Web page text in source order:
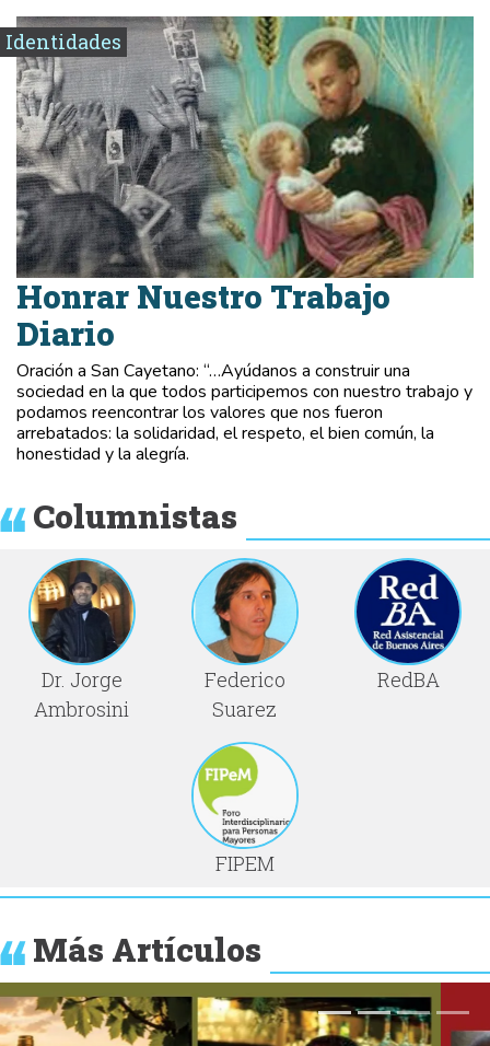
Identidades
Honrar Nuestro Trabajo
Diario
Oración a San Cayetano: “…Ayúdanos a construir una
sociedad en la que todos participemos con nuestro trabajo y
podamos reencontrar los valores que nos fueron
arrebatados: la solidaridad, el respeto, el bien común, la
honestidad y la alegría.
Columnistas
Dr. Jorge
Ambrosini
Federico
Suarez
RedBA
FIPEM
Más Artículos